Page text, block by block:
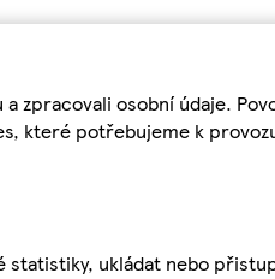
zpracovali osobní údaje.
které potřebujeme k
ukládat nebo